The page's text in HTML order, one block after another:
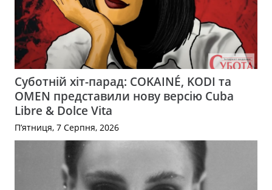
Суботній хіт-парад: COKAINÉ, KODI та
OMEN представили нову версію Cuba
Libre & Dolce Vita
П’ятниця, 7 Серпня, 2026